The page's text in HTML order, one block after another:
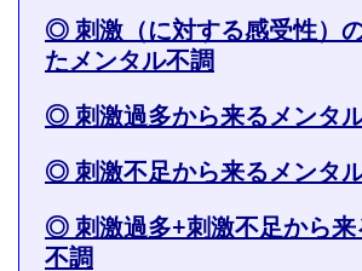
◎ 刺激（に対する感受性）
たメンタル不調
◎ 刺激過多から来るメンタ
◎ 刺激不足から来るメンタ
◎ 刺激過多+刺激不足から来
不調